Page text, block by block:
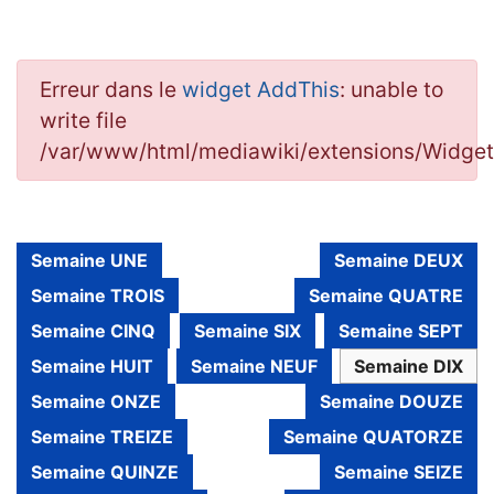
Erreur dans le widget AddThis: unable to
write file
/var/www/html/mediawiki/extensions/
Semaine UNE
Semaine DEUX
Semaine TROIS
Semaine QUATRE
Semaine CINQ
Semaine SIX
Semaine SEPT
Semaine HUIT
Semaine NEUF
Semaine DIX
Semaine ONZE
Semaine DOUZE
Semaine TREIZE
Semaine QUATORZE
Semaine QUINZE
Semaine SEIZE